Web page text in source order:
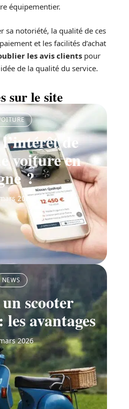
équipementier.
sa notoriété, la qualité de ces
et les facilités d’achat
les avis clients pour
de la qualité du service.
sur le site
l’intérêt de
voiture en
?
2026
NEWS
scooter
avantages
2026